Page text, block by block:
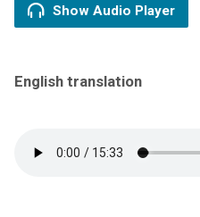
Show Audio Player
English translation